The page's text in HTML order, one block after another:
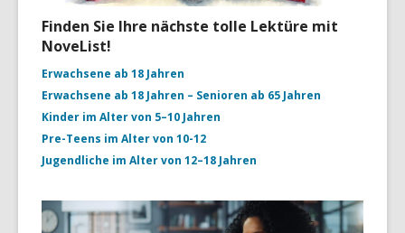
Finden Sie Ihre nächste tolle Lektüre mit
NoveList!
Erwachsene ab 18 Jahren
Erwachsene ab 18 Jahren – Senioren ab 65 Jahren
Kinder im Alter von 5–10 Jahren
Pre-Teens im Alter von 10-12
Jugendliche im Alter von 12–18 Jahren